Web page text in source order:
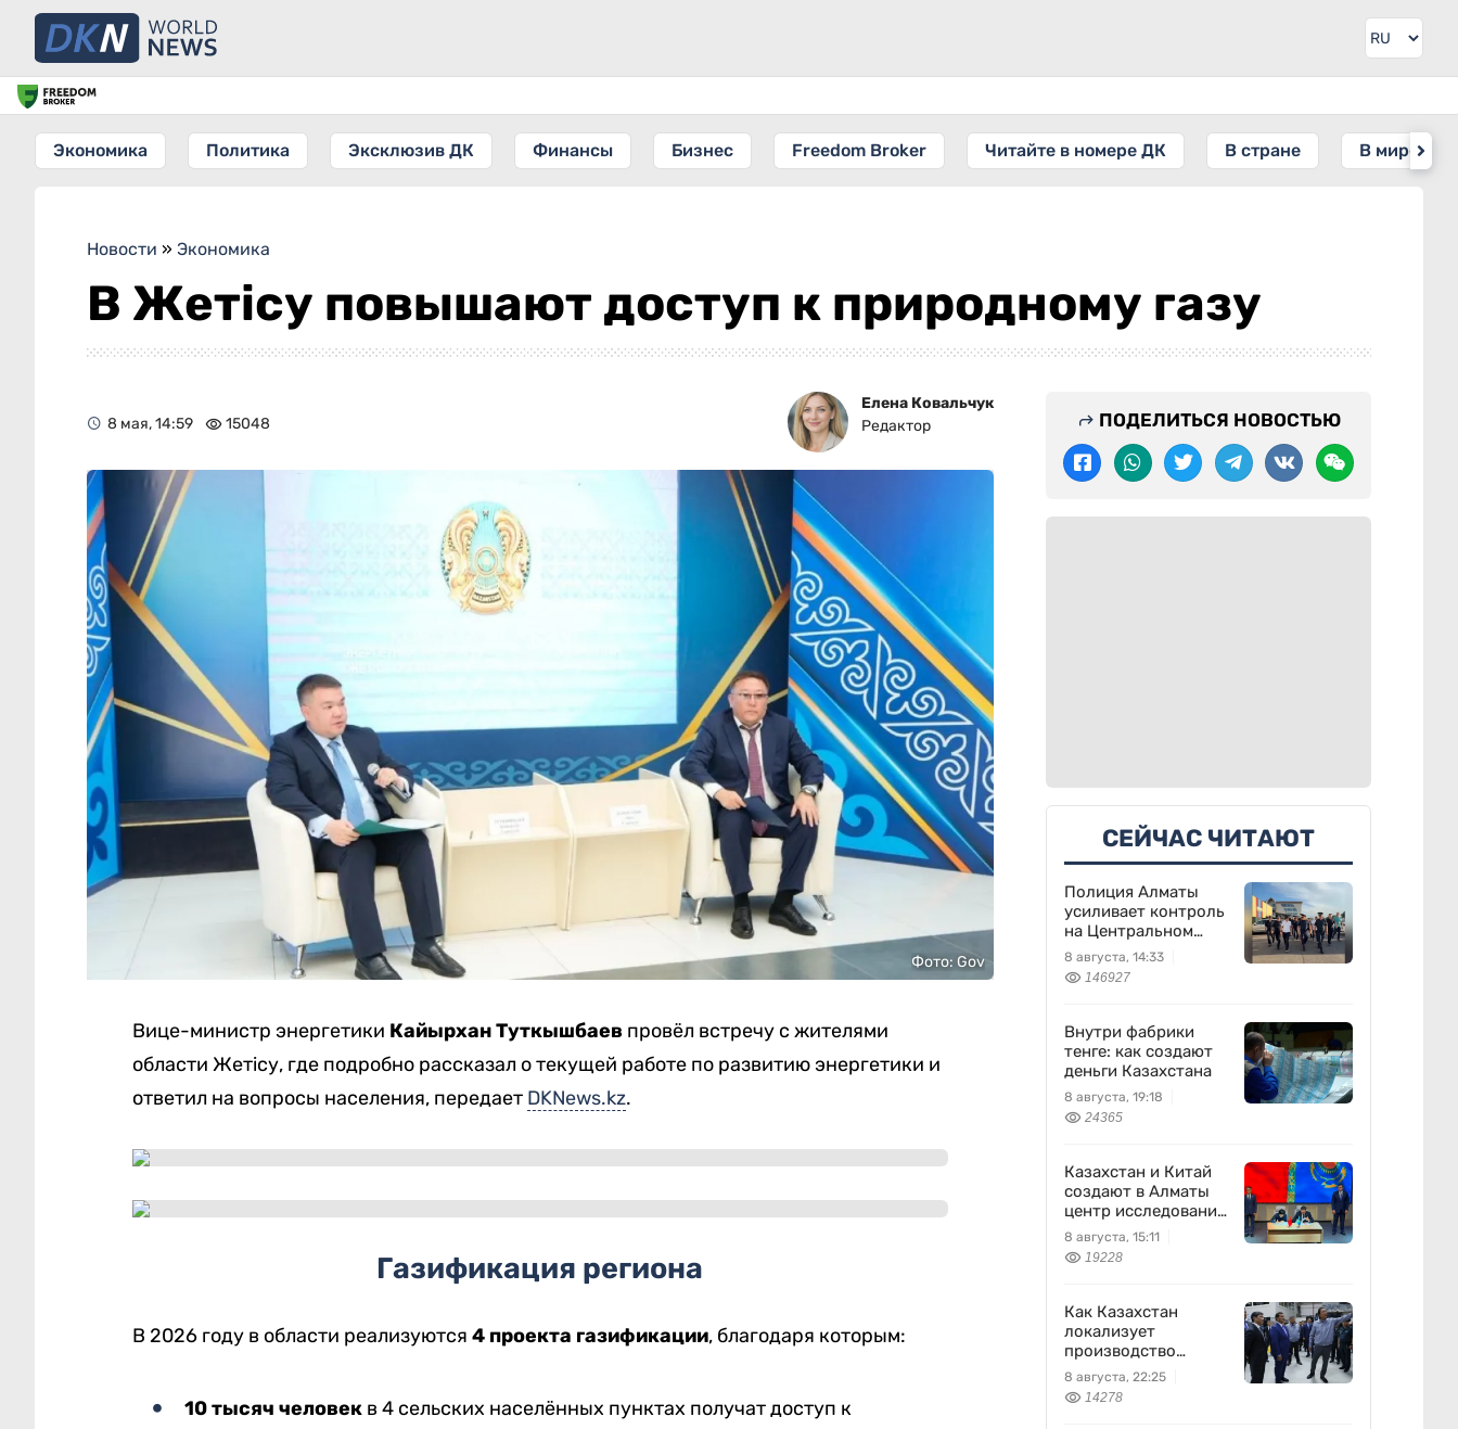
Экономика Политика Эксклюзив ДК Финансы Бизнес Freedom Broker Читайте в номере ДК В стране В мире
Новости » Экономика
В Жетісу повышают доступ к природному газу
8 мая, 14:59 15048
Елена Ковальчук
Редактор
Фото: Gov
Вице-министр энергетики Кайырхан Туткышбаев провёл встречу с жителями
области Жетісу, где подробно рассказал о текущей работе по развитию энергетики и
ответил на вопросы населения, передает DKNews.kz.
Газификация региона
В 2026 году в области реализуются 4 проекта газификации, благодаря которым:
10 тысяч человекв 4 сельских населённых пунктах получат доступ к
ПОДЕЛИТЬСЯ НОВОСТЬЮ
СЕЙЧАС ЧИТАЮТ
Полиция Алматы
усиливает контроль
на Центральном
вещевом рынке
8 августа, 14:33
146927
Внутри фабрики
тенге: как создают
деньги Казахстана
8 августа, 19:18
24365
Казахстан и Китай
создают в Алматы
центр исследований
землетрясений
8 августа, 15:11
19228
Как Казахстан
локализует
производство
оборонной техники
8 августа, 22:25
14278